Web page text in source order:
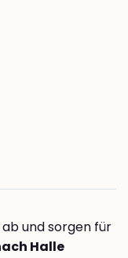
und sorgen für
Halle